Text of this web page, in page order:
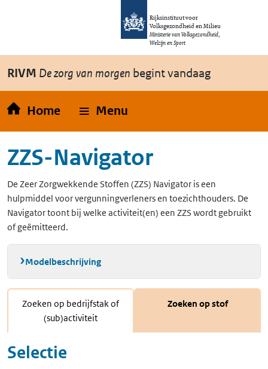
Overslaan en naar de inhoud gaan
Rijksinstituut voor
Volksgezondheid en Milieu
Ministerie van Volksgezondheid,
Welzijn en Sport
RIVM De zorg van morgen begint vandaag
Home Menu
ZZS-Navigator
De Zeer Zorgwekkende Stoffen (ZZS) Navigator is een
hulpmiddel voor vergunningverleners en toezichthouders. De
Navigator toont bij welke activiteit(en) een ZZS wordt gebruikt
of geëmitteerd.
Modelbeschrijving
Zoeken op bedrijfstak of
(sub)activiteit
Zoeken op stof
Selectie